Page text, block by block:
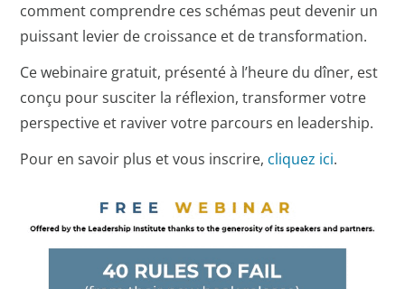
comment comprendre ces schémas peut devenir un
puissant levier de croissance et de transformation.
Ce webinaire gratuit, présenté à l’heure du dîner, est
conçu pour susciter la réflexion, transformer votre
perspective et raviver votre parcours en leadership.
Pour en savoir plus et vous inscrire, cliquez ici.